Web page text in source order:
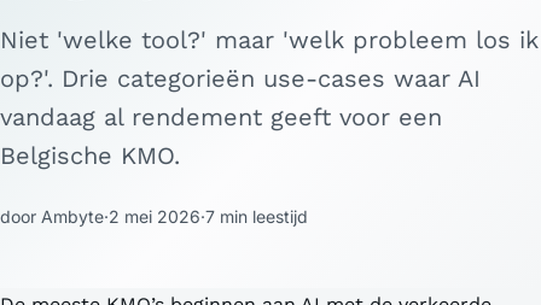
Niet 'welke tool?' maar 'welk probleem los ik
op?'. Drie categorieën use-cases waar AI
vandaag al rendement geeft voor een
Belgische KMO.
door Ambyte·2 mei 2026·7 min leestijd